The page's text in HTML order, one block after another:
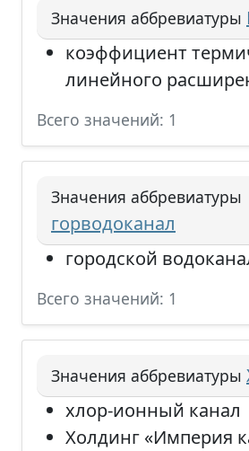
Значения аббревиатуры
коэффициент
линейного
Всего значений: 1
Значения аббревиатуры
горводоканал
городской
Всего значений: 1
Значения аббревиатуры
хлор-ионный канал
Холдинг «Империя